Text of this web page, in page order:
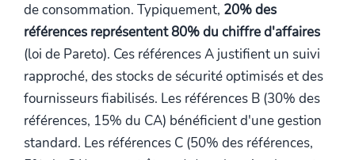
de consommation. Typiquement, 20% des
références représentent 80% du chiffre d'affaires
(loi de Pareto). Ces références A justifient un suivi
rapproché, des stocks de sécurité optimisés et des
fournisseurs fiabilisés. Les références B (30% des
références, 15% du CA) bénéficient d'une gestion
standard. Les références C (50% des références,